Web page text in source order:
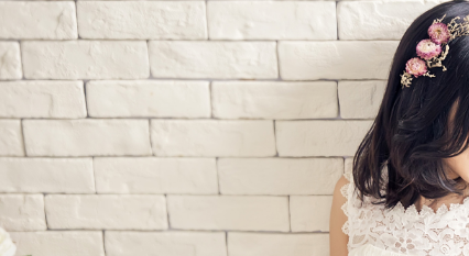
Info
About Us
Our Team
Contact Us
Studio Theme
Victoria
Tiffany Love
Coffee & Tea
Apartment
Photo Shoot
Lovers Secret
Lovers Secret MIX
Lovers Secret Japan
Besties Secret
Girls Secret